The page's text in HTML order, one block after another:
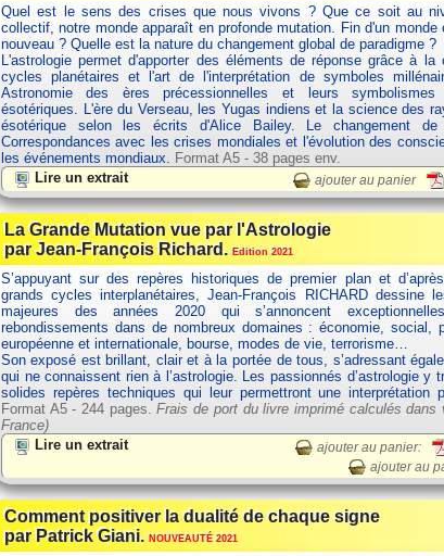
Quel est le sens des crises que nous vivons ? Que ce soit au
collectif, notre monde apparaît en profonde mutation. Fin d'un monde
nouveau ? Quelle est la nature du changement global de paradigme ?
L'astrologie permet d'apporter des éléments de réponse grâce à la
cycles planétaires et l'art de l'interprétation de symboles
Astronomie des ères précessionnelles et leurs symbolismes
ésotériques. L'ère du Verseau, les Yugas indiens et la science des
ésotérique selon les écrits d'Alice Bailey. Le changement
Correspondances avec les crises mondiales et l'évolution des
les événements mondiaux. Format A5 - 38 pages env.
Lire un extrait
ajouter au panier
La Grande Mutation vue par l'Astrologie
par Jean-François Richard.Edition 2021
S’appuyant sur des repères historiques de premier plan et
grands cycles interplanétaires, Jean-François RICHARD dessine
majeures des années 2020 qui s’annoncent
rebondissements dans de nombreux domaines : économie, social,
européenne et internationale, bourse, modes de vie, terrorisme…
Son exposé est brillant, clair et à la portée de tous, s’adressant
qui ne connaissent rien à l’astrologie. Les passionnés d’astrologie y
solides repères techniques qui leur permettront une interprétation
Format A5 - 244 pages.Frais de port du livre imprimé calculés dans
France)
Lire un extrait
ajouter au panier:
ajouter au
Comment positiver la dualité de chaque signe
par Patrick Giani.NOUVEAUTÉ 2021